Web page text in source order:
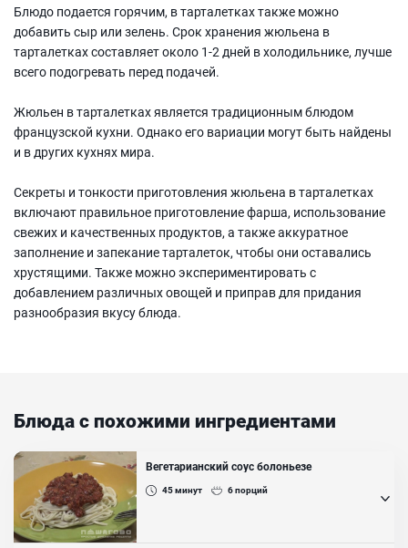
Блюдо подается горячим, в тарталетках также можно
добавить сыр или зелень. Срок хранения жюльена в
тарталетках составляет около 1-2 дней в холодильнике, лучше
всего подогревать перед подачей.
Жюльен в тарталетках является традиционным блюдом
французской кухни. Однако его вариации могут быть найдены
и в других кухнях мира.
Секреты и тонкости приготовления жюльена в тарталетках
включают правильное приготовление фарша, использование
свежих и качественных продуктов, а также аккуратное
заполнение и запекание тарталеток, чтобы они оставались
хрустящими. Также можно экспериментировать с
добавлением различных овощей и приправ для придания
разнообразия вкусу блюда.
Блюда с похожими ингредиентами
Вегетарианский соус болоньезе
45минут 6порций